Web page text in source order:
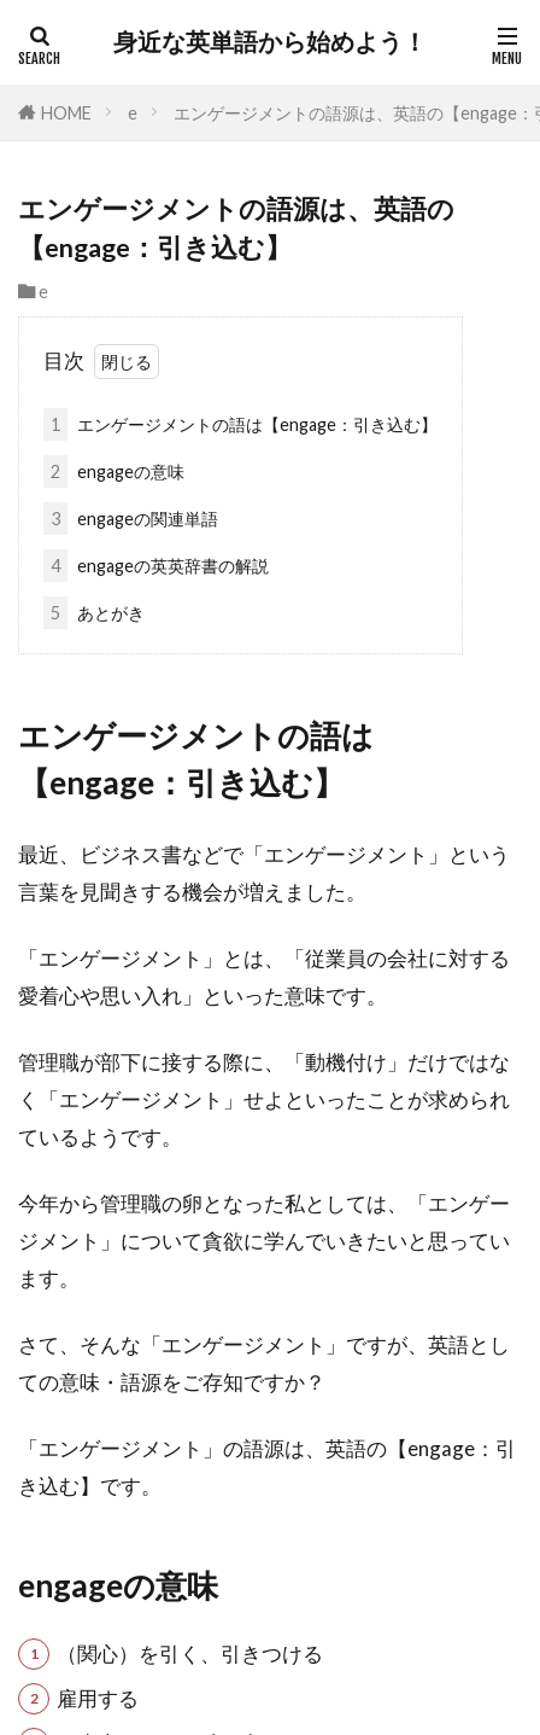
身近な英単語から始めよう！
HOME e エンゲージメントの語源は、英語の【engage：
エンゲージメントの語源は、英語の
【engage：引き込む】
e
目次
1 エンゲージメントの語は【engage：引き込む】
2 engageの意味
3 engageの関連単語
4 engageの英英辞書の解説
5 あとがき
エンゲージメントの語は
【engage：引き込む】
最近、ビジネス書などで「エンゲージメント」という
言葉を見聞きする機会が増えました。
「エンゲージメント」とは、「従業員の会社に対する
愛着心や思い入れ」といった意味です。
管理職が部下に接する際に、「動機付け」だけではな
く「エンゲージメント」せよといったことが求められ
ているようです。
今年から管理職の卵となった私としては、「エンゲー
ジメント」について貪欲に学んでいきたいと思ってい
ます。
さて、そんな「エンゲージメント」ですが、英語とし
ての意味・語源をご存知ですか？
「エンゲージメント」の語源は、英語の【engage：引
き込む】です。
engageの意味
（関心）を引く、引きつける
雇用する